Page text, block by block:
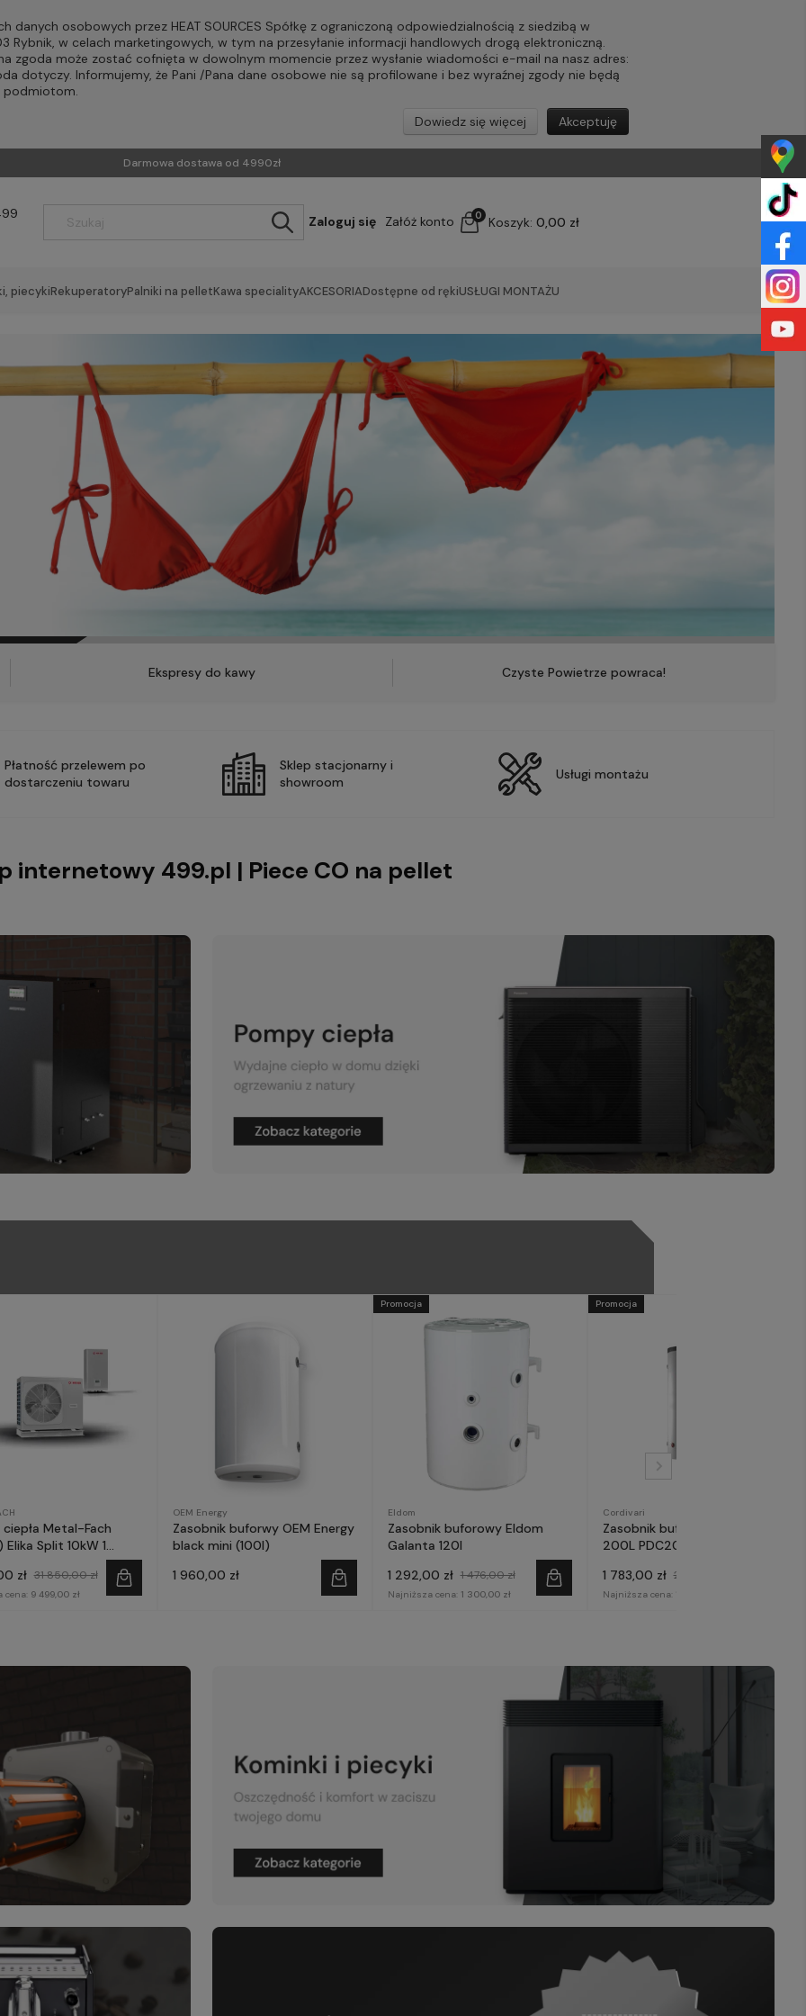
danych osobowych przez HEAT SOURCES Spółkę z ograniczoną odpowiedzialnością z siedzibą w
Rybnik, w celach marketingowych, w tym na przesyłanie informacji handlowych drogą elektroniczną.
zgoda może zostać cofnięta w dowolnym momencie przez wysłanie wiadomości e-mail na nasz adres:
dotyczy. Informujemy, że Pani /Pana dane osobowe nie są profilowane i bez wyraźnej zgody nie będą
podmiotom.
Akceptuję
Dowiedz się więcej
Darmowa dostawa od 4990zł
Zaloguj się Załóż konto Koszyk: 0,00 zł
0
piecykiRekuperatoryPalniki na pelletKawa specialityAKCESORIADostępne od rękiUSŁUGI MONTAŻU
Ekspresy do kawy Czyste Powietrze powraca!
Płatność przelewem po
dostarczeniu towaru
Sklep stacjonarny i
showroom
Usługi montażu
internetowy 499.pl | Piece CO na pellet
Metal-Fach
Elika Split 10kW 1
zł 31 850,00 zł
cena: 9 499,00 zł
OEM Energy
Zasobnik buforwy OEM Energy
black mini (100l)
1 960,00 zł
Eldom
Zasobnik buforowy Eldom
Galanta 120l
1 292,00 zł 1 476,00 zł
Najniższa cena: 1 300,00 zł
Promocja
Cordivari
Zasobnik buforowy Cordivari
200L PDC200
1 783,00 zł 2 099,00 zł
Najniższa cena:
Promocja